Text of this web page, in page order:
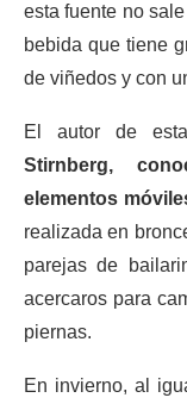
esta fuente no
bebida que tiene
de viñedos y con
El autor de
Stirnberg,
elementos
realizada en
parejas de
acercaros para
piernas.
En invierno, al